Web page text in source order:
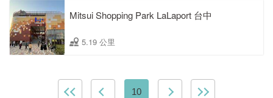
Mitsui Shopping Park LaLaport 台中
5.19 公里
10